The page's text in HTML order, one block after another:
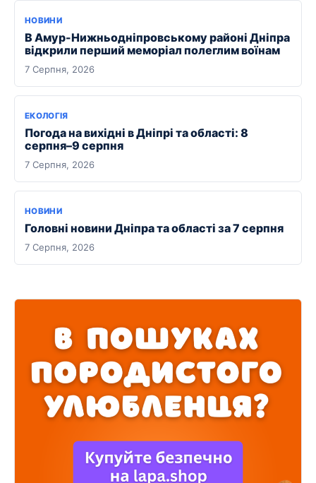
НОВИНИ
В Амур-Нижньодніпровському районі Дніпра
відкрили перший меморіал полеглим воїнам
7 Серпня, 2026
ЕКОЛОГІЯ
Погода на вихідні в Дніпрі та області: 8
серпня–9 серпня
7 Серпня, 2026
НОВИНИ
Головні новини Дніпра та області за 7 серпня
7 Серпня, 2026